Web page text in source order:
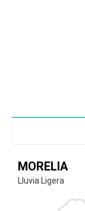
MORELIA
Lluvia Ligera